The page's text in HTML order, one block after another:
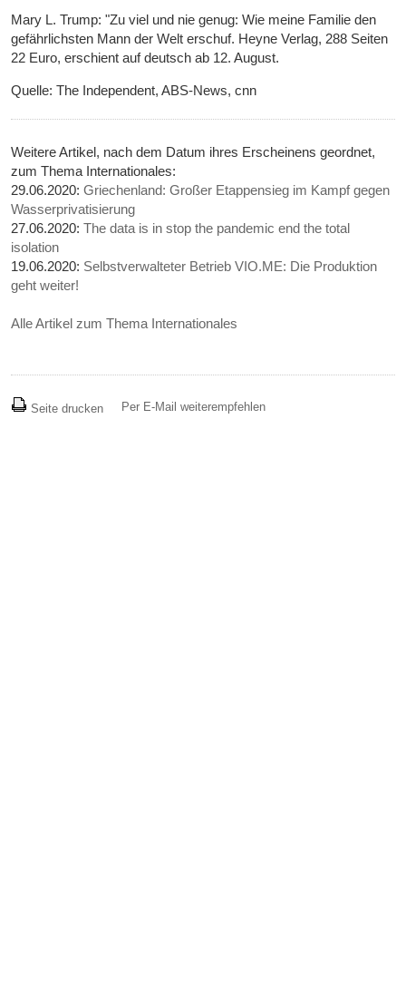
Mary L. Trump: "Zu viel und nie genug: Wie meine Familie den
gefährlichsten Mann der Welt erschuf. Heyne Verlag, 288 Seiten
22 Euro, erschient auf deutsch ab 12. August.
Quelle: The Independent, ABS-News, cnn
Weitere Artikel, nach dem Datum ihres Erscheinens geordnet,
zum Thema Internationales:
29.06.2020:Griechenland: Großer Etappensieg im Kampf gegen
Wasserprivatisierung
27.06.2020:The data is in stop the pandemic end the total
isolation
19.06.2020: Selbstverwalteter Betrieb VIO.ME: Die Produktion
geht weiter!
Alle Artikel zum Thema Internationales
Seite drucken Per E-Mail weiterempfehlen